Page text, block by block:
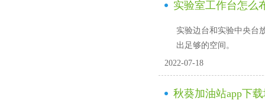
实验室工作台怎么
实验边台和实验中央台放
出足够的空间。
2022-07-18
秋葵加油站app下